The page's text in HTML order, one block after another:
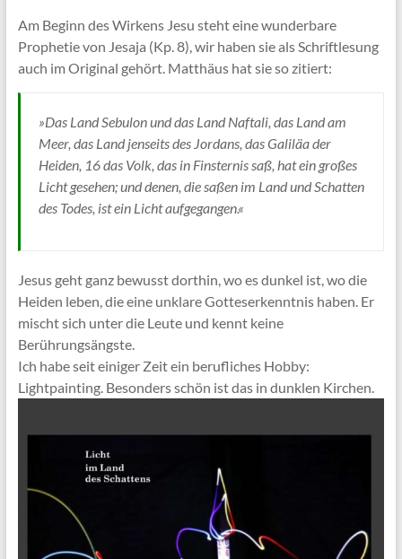
Am Beginn des Wirkens Jesu steht eine wunderbare
Prophetie von Jesaja (Kp. 8), wir haben sie als Schriftlesung
auch im Original gehört. Matthäus hat sie so zitiert:
»Das Land Sebulon und das Land Naftali, das Land am
Meer, das Land jenseits des Jordans, das Galiläa der
Heiden, 16 das Volk, das in Finsternis saß, hat ein großes
Licht gesehen; und denen, die saßen im Land und Schatten
des Todes, ist ein Licht aufgegangen.«
Jesus geht ganz bewusst dorthin, wo es dunkel ist, wo die
Heiden leben, die eine unklare Gotteserkenntnis haben. Er
mischt sich unter die Leute und kennt keine
Berührungsängste.
Ich habe seit einiger Zeit ein berufliches Hobby:
Lightpainting. Besonders schön ist das in dunklen Kirchen.